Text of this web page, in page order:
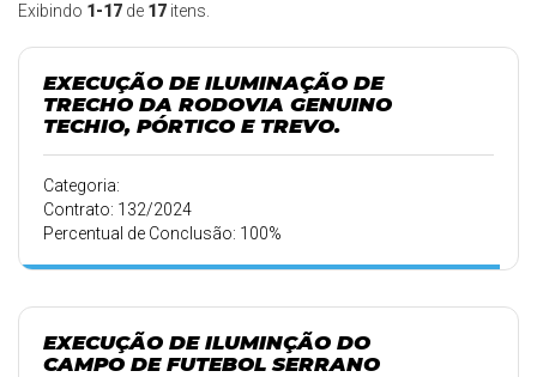
Exibindo 1-17 de 17 itens.
EXECUÇÃO DE ILUMINAÇÃO DE
TRECHO DA RODOVIA GENUINO
TECHIO, PÓRTICO E TREVO.
Categoria:
Contrato: 132/2024
Percentual de Conclusão: 100%
EXECUÇÃO DE ILUMINÇÃO DO
CAMPO DE FUTEBOL SERRANO